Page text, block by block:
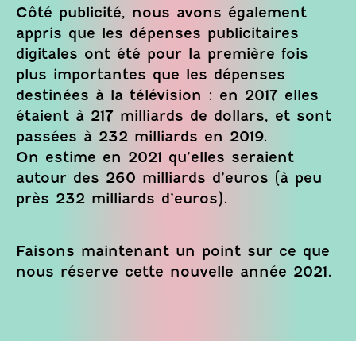
Côté publicité, nous avons également
appris que les dépenses publicitaires
digitales ont été pour la première fois
plus importantes que les dépenses
destinées à la télévision : en 2017 elles
étaient à 217 milliards de dollars, et sont
passées à 232 milliards en 2019.
On estime en 2021 qu’elles seraient
autour des 260 milliards d’euros (à peu
près 232 milliards d’euros).
Faisons maintenant un point sur ce que
nous réserve cette nouvelle année 2021.